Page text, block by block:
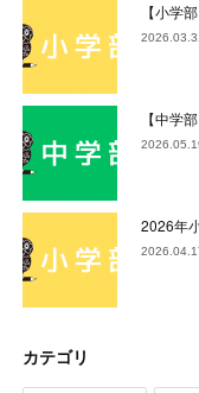
【小学
【中学
2026年
カテゴリ